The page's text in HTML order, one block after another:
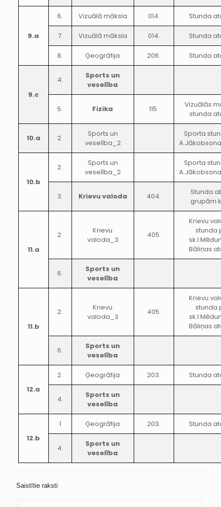
9.a
6. Vizuālā māksla 014. Stunda
7. Vizuālā māksla 014. Stunda
8. Ģeogrāfija 206. Stunda
9.c
4.
Sports un
veselība
5. Fizika 115.
Vizuālās
stunda
10.a 2.
Sports un
veselība_2
Sporta
10.b
2.
Sports un
veselība_2
Sporta
3. Krievu valoda 404.
Stunda
grupām
11.a
2.
Krievu
valoda_3
405.
Krievu
stunda
Bāliņas
6.
Sports un
veselība
11.b
2.
Krievu
valoda_3
405.
Krievu
stunda
Bāliņas
6.
Sports un
veselība
12.a
2. Ģeogrāfija 203. Stunda
4.
Sports un
veselība
12.b
1 Ģeogrāfija 203. Stunda
4.
Sports un
veselība
Saistītie raksti